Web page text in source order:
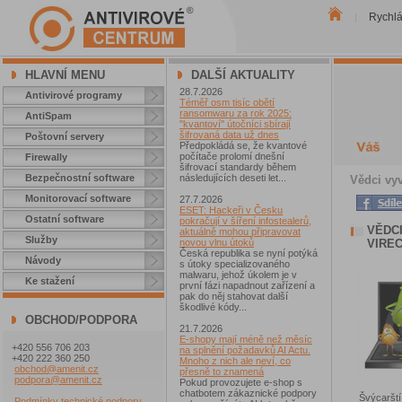
HLAVNÍ MENU
Antivirové programy
AntiSpam
Poštovní servery
Firewally
Bezpečnostní software
Monitorovací software
Ostatní software
Služby
Návody
Ke stažení
OBCHOD/PODPORA
+420 556 706 203
+420 222 360 250
obchod@amenit.cz
podpora@amenit.cz
DALŠÍ AKTUALITY
28.7.2026
Téměř osm tisíc obětí
ransomwaru za rok 2025:
"kvantoví" útočníci sbírají
šifrovaná data už dnes
Předpokládá se, že kvantové
počítače prolomí dnešní
šifrovací standardy během
následujících deseti let...
27.7.2026
ESET: Hackeři v Česku
pokračují v šíření infostealerů,
aktuálně mohou připravovat
novou vlnu útoků
Česká republika se nyní potýká
s útoky specializovaného
malwaru, jehož úkolem je v
první fázi napadnout zařízení a
pak do něj stahovat další
škodlivé kódy...
21.7.2026
E-shopy mají méně než měsíc
na splnění požadavků AI Actu.
Mnoho z nich ale neví, co
přesně to znamená
Pokud provozujete e-shop s
chatbotem zákaznické podpory
Vědci